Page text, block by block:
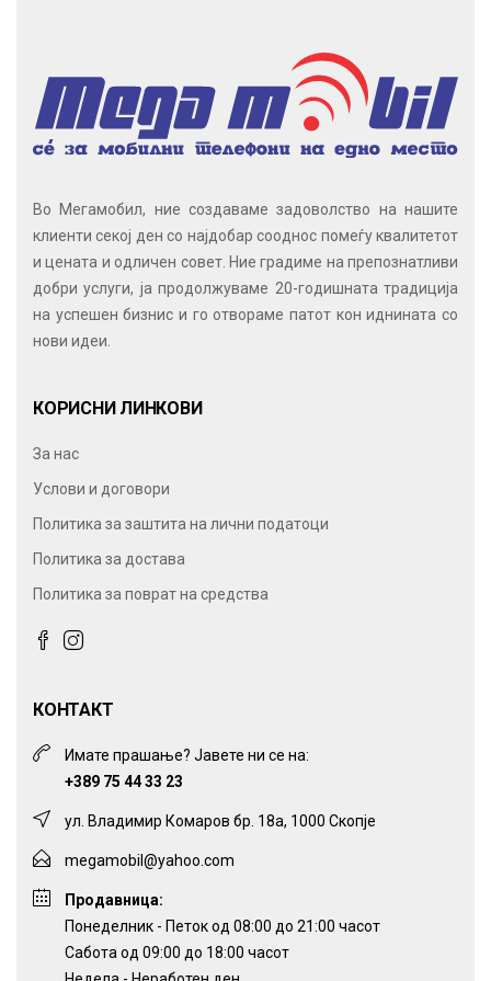
Во Мегамобил, ние создаваме задоволство на нашите
клиенти секој ден со најдобар сооднос помеѓу квалитетот
и цената и одличен совет. Ние градиме на препознатливи
добри услуги, ја продолжуваме 20-годишната традиција
на успешен бизнис и го отвораме патот кон иднината со
нови идеи.
КОРИСНИ ЛИНКОВИ
За нас
Услови и договори
Политика за заштита на лични податоци
Политика за достава
Политика за поврат на средства
КОНТАКТ
Имате прашање? Јавете ни се на:
+389 75 44 33 23
ул. Владимир Комаров бр. 18а, 1000 Скопје
megamobil@yahoo.com
Продавница:
Понеделник - Петок од 08:00 до 21:00 часот
Сабота од 09:00 до 18:00 часот